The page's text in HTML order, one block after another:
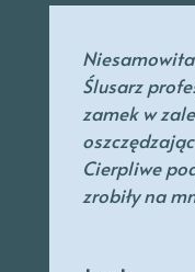
Ślusarz
zamek w
Cierpliwe
zrobiły na